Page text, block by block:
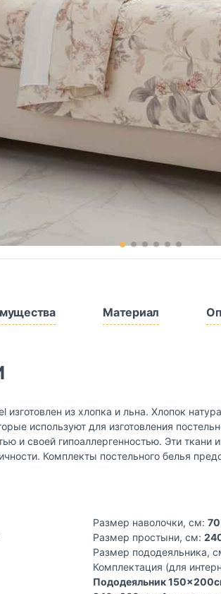
Материал
изготовлен из хлопка и льна. Хлопок
используют для изготовления
и своей гипоаллергенностью. Эти
Комплекты постельного белья
Размер наволочки, см:
Размер простыни, см:
Размер пододеяльника,
Комплектация (для
Пододеяльник